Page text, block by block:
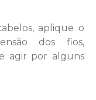
aplique o
dos fios,
agir por alguns